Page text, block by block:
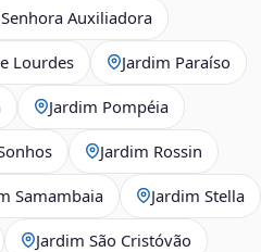
Auxiliadora
Lourdes Jardim Paraíso
Jardim Pompéia
Jardim Rossin
Samambaia Jardim Stella
Jardim São Cristóvão